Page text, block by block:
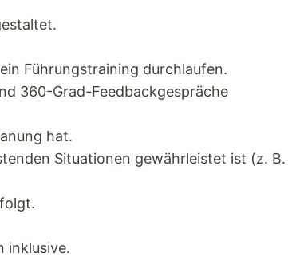
Führungstraining durchlaufen.
360-Grad-Feedbackgespräche
hat.
Situationen gewährleistet ist (z. B.
inklusive.